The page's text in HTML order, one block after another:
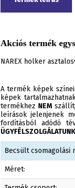
Akciós termék
NAREX holker
A termék képek
képek
termékhez NEM
leírások jelenjenek
fordításból adódó
Becsült csomagolási
Méret: